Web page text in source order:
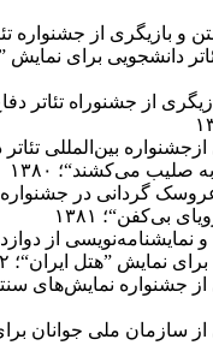
و بازیگری از جشنواره
دانشجویی برای نمایش
از جشنوراه تئاتر
بین‌المللی
صلیب می‌کشند“؛ ۱۳۸۰
گردانی در جشنواره
بی‌کفن“؛ ۱۳۸۱
نمایشنامه‌نویسی از
نمایش ”هتل ایران“؛ ۱۳۸۲
از جشنواره نمایش‌های
سازمان ملی جوانان